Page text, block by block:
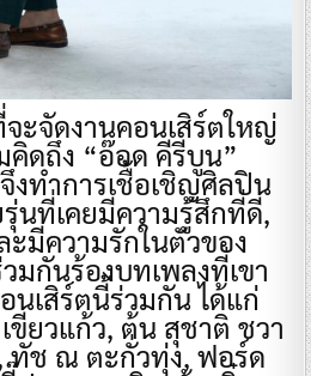
จะจัดงานคอนเสิร์ตใหญ่
คิดถึง “อ๊อด คีรีบูน”
งทำการเชื้อเชิญศิลปิน
นที่เคยมีความรู้สึกที่ดี,
มีความรักในตัวของ
มกันร้องบทเพลงที่เขา
นเสิร์ตนี้ร่วมกัน ได้แก่
ขียวแก้ว, ต้น สุชาติ ชวา
ทัช ณ ตะกั่วทุ่ง, ฟอร์ด